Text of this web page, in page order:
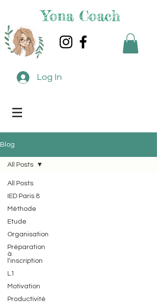
Yona Coach
Log In
Blog
All Posts
IED Paris 8
Méthode
Etude
Organisation
Préparation
à
l'inscription
L1
Motivation
Productivité
All Posts